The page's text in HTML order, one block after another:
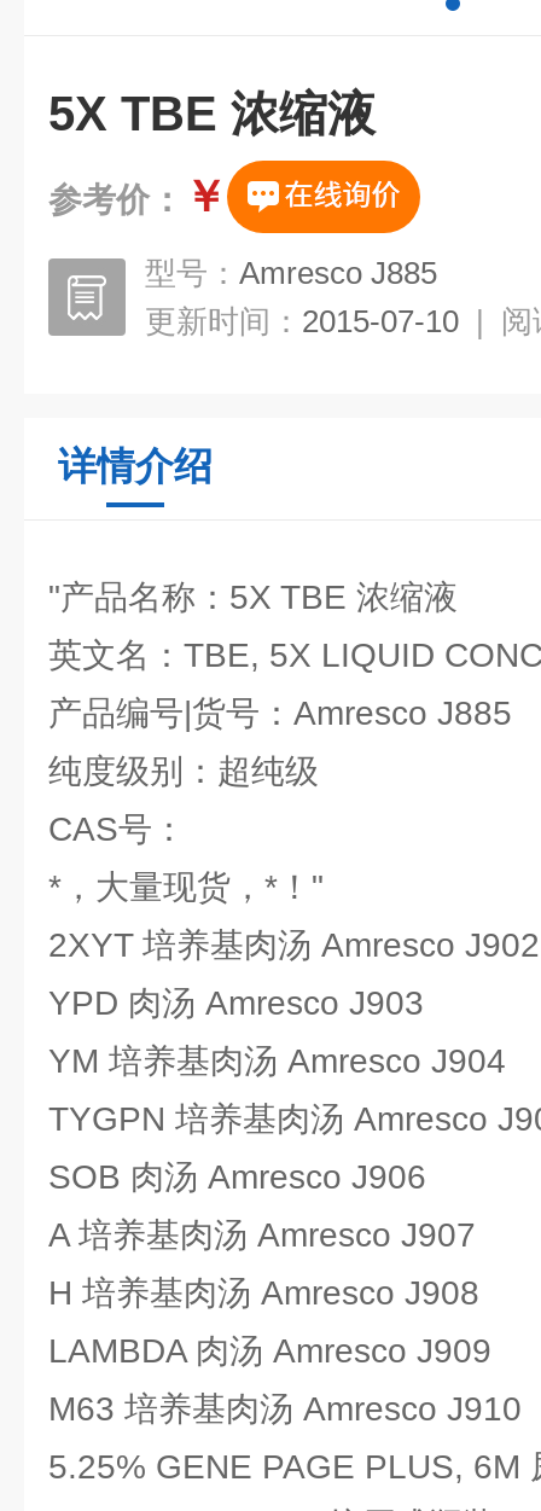
5X TBE 浓缩液
参考价： ￥
型号： Amresco J885
更新时间： 2015-07-10 | 阅
详情介绍
"产品名称：5X TBE 浓缩液
英文名：TBE, 5X LIQUID
产品编号|货号：Amresco J885
纯度级别：超纯级
CAS号：
*，大量现货，*！"
2XYT 培养基肉汤 Amresco J902
YPD 肉汤 Amresco J903
YM 培养基肉汤 Amresco J904
TYGPN 培养基肉汤 Amresco
SOB 肉汤 Amresco J906
A 培养基肉汤 Amresco J907
H 培养基肉汤 Amresco J908
LAMBDA 肉汤 Amresco J909
M63 培养基肉汤 Amresco J910
5.25% GENE PAGE PLUS, 6M